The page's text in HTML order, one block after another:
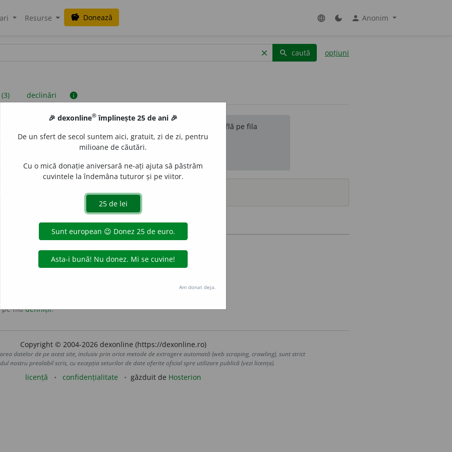
Resurse savings Donează language dark_mode person Anonim
clear search caută opțiuni
declinări info
sunt compilate de echipa dexonline. Definițiile originale se află pe fila
reordona filele pe pagina depreferințe.
surse
adjectiv
pe filadefiniții.
Copyright © 2004-2026 dexonline (https://dexonline.ro)
datelor de pe acest site, inclusiv prin orice metode de extragere automată (web scraping, crawling), sunt strict
nostru prealabil scris, cu excepția seturilor de date oferite oficial spre utilizare publică (vezi licența).
licență confidențialitate găzduit de Hosterion
🎉 dexonline® împlinește 25 de ani 🎉
De un sfert de secol suntem aici, gratuit, zi de zi, pentru
milioane de căutări.
Cu o mică donație aniversară ne-ați ajuta să păstrăm
cuvintele la îndemâna tuturor și pe viitor.
Am donat deja.